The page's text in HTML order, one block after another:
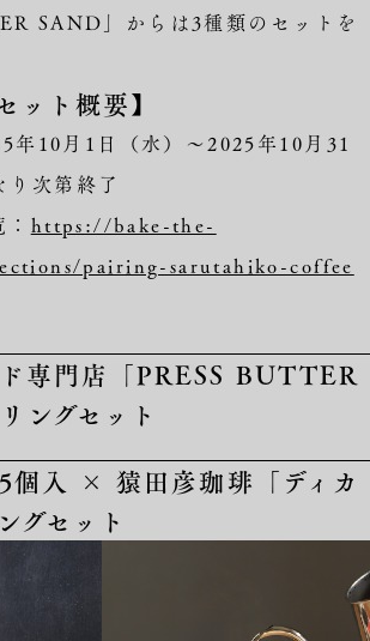
SAND」からは3種類のセットを
ット概要】
年10月1日（水）～2025年10月31
次第終了
https://bake-the-
pairing-sarutahiko-coffee
専門店「PRESS BUTTER
ングセット
個入 × 猿田彦珈琲「ディカ
グセット